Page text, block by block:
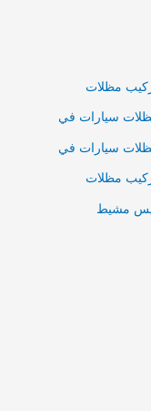
مظلات
سيارات في
سيارات في
مظلات
مشيط